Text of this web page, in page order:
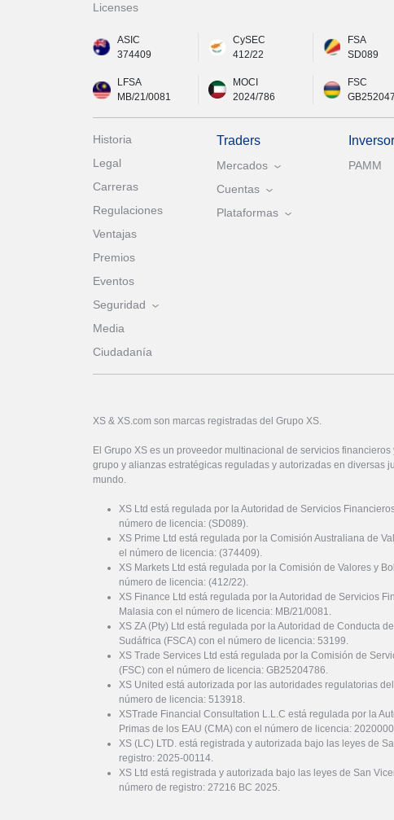
Licenses
ASIC
374409
CySEC
412/22
FSA
SD089
LFSA
MB/21/0081
MOCI
2024/786
FSC
Historia
Legal
Carreras
Regulaciones
Ventajas
Premios
Eventos
Seguridad
Media
Ciudadanía
Traders
Mercados
Cuentas
Plataformas
PAMM
XS & XS.com son marcas registradas del Grupo XS.
El Grupo XS es un proveedor multinacional de servicios financieros
grupo y alianzas estratégicas reguladas y autorizadas en diversas
mundo.
XS Ltd está regulada por la Autoridad de Servicios
número de licencia: (SD089).
XS Prime Ltd está regulada por la Comisión Australiana de
el número de licencia: (374409).
XS Markets Ltd está regulada por la Comisión de Valores y
número de licencia: (412/22).
XS Finance Ltd está regulada por la Autoridad de Servicios
Malasia con el número de licencia: MB/21/0081.
XS ZA (Pty) Ltd está regulada por la Autoridad de Conducta
Sudáfrica (FSCA) con el número de licencia: 53199.
XS Trade Services Ltd está regulada por la Comisión de
(FSC) con el número de licencia: GB25204786.
XS United está autorizada por las autoridades regulatorias
número de licencia: 513918.
XSTrade Financial Consultation L.L.C está regulada por la
Primas de los EAU (CMA) con el número de licencia:
XS (LC) LTD. está registrada y autorizada bajo las leyes de
registro: 2025-00114.
XS Ltd está registrada y autorizada bajo las leyes de San
número de registro: 27216 BC 2025.